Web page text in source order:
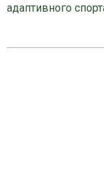
адаптивного